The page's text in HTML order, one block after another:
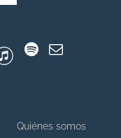
Quiénes somos